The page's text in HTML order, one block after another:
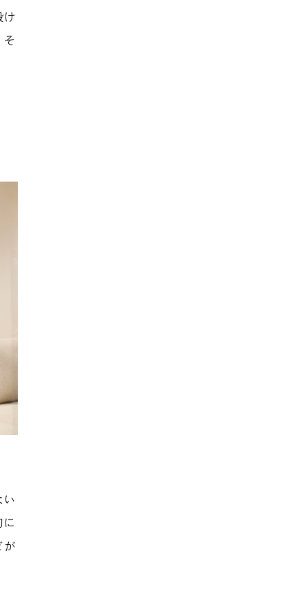
け
そ
い
に
が